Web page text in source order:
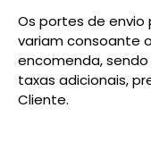
Os portes de
variam consoante
encomenda,
taxas adicionais,
Cliente.